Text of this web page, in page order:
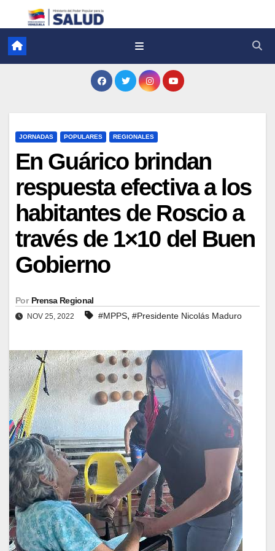
JORNADAS POPULARES REGIONALES
En Guárico brindan
respuesta efectiva a los
habitantes de Roscio a
través de 1×10 del Buen
Gobierno
Por Prensa Regional
NOV 25, 2022 #MPPS, #Presidente Nicolás Maduro